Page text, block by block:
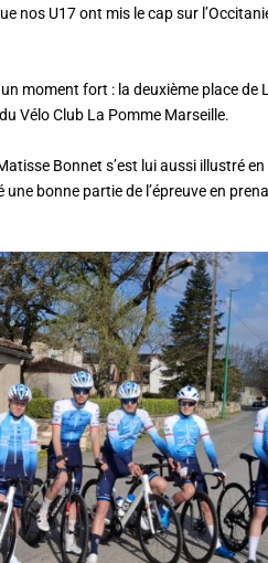
nos U17 ont mis le cap sur
moment fort : la deuxième place de
Vélo Club La Pomme Marseille.
Bonnet s’est lui aussi illustré
bonne partie de l’épreuve en